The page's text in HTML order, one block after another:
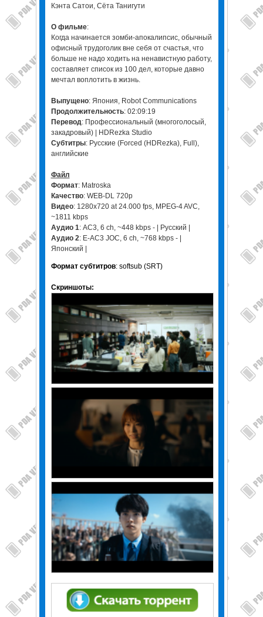
Кэнта Сатои, Сёта Танигути
О фильме:
Когда начинается зомби-апокалипсис, обычный
офисный трудоголик вне себя от счастья, что
больше не надо ходить на ненавистную работу,
составляет список из 100 дел, которые давно
мечтал воплотить в жизнь.
Выпущено: Япония, Robot Communications
Продолжительность: 02:09:19
Перевод: Профессиональный (многоголосый,
закадровый) | HDRezka Studio
Субтитры: Русские (Forced (HDRezka), Full),
английские
Файл
Формат: Matroska
Качество: WEB-DL 720p
Видео: 1280x720 at 24.000 fps, MPEG-4 AVC,
~1811 kbps
Аудио 1: AC3, 6 ch, ~448 kbps - | Русский |
Аудио 2: E-AC3 JOC, 6 ch, ~768 kbps - |
Японский |
Формат субтитров: softsub (SRT)
Скриншоты: